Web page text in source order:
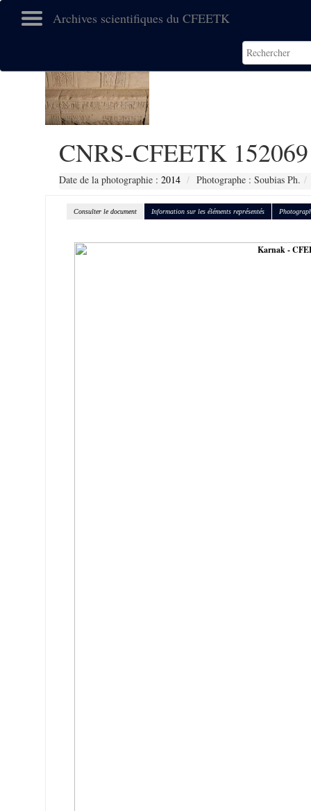
Archives scientifiques du CFEETK
CNRS-CFEETK 152069
Date de la photographie : 2014 Photographe : Soubias Ph.
Consulter le document Information sur les éléments représentés